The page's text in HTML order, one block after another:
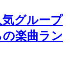
グループ
楽曲ラン